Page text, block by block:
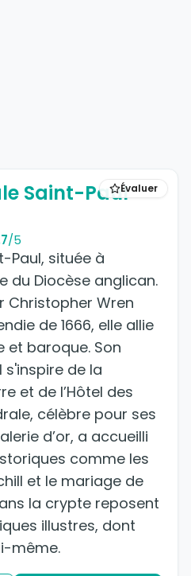
Évaluer
Saint-Paul
/5
Paul, située à
du Diocèse anglican.
Christopher Wren
de 1666, elle allie
et baroque. Son
de la
et de l’Hôtel des
célèbre pour ses
d’or, a accueilli
comme les
et le mariage de
la crypte reposent
illustres, dont
même.